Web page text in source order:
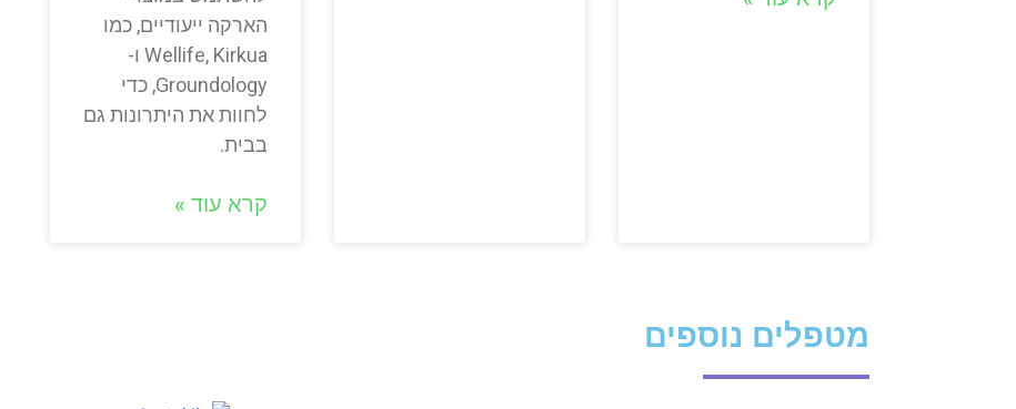
הארקה ייעודיים, כמו
Wellife, Kirkua ו-
Groundology, כדי
לחוות את היתרונות גם
בבית.
קרא עוד »
מטפלים נוספים